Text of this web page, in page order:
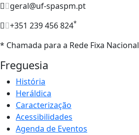
geral@uf-spaspm.pt
+351 239 456 824*
* Chamada para a Rede Fixa Nacional
Freguesia
História
Heráldica
Caracterização
Acessibilidades
Agenda de Eventos